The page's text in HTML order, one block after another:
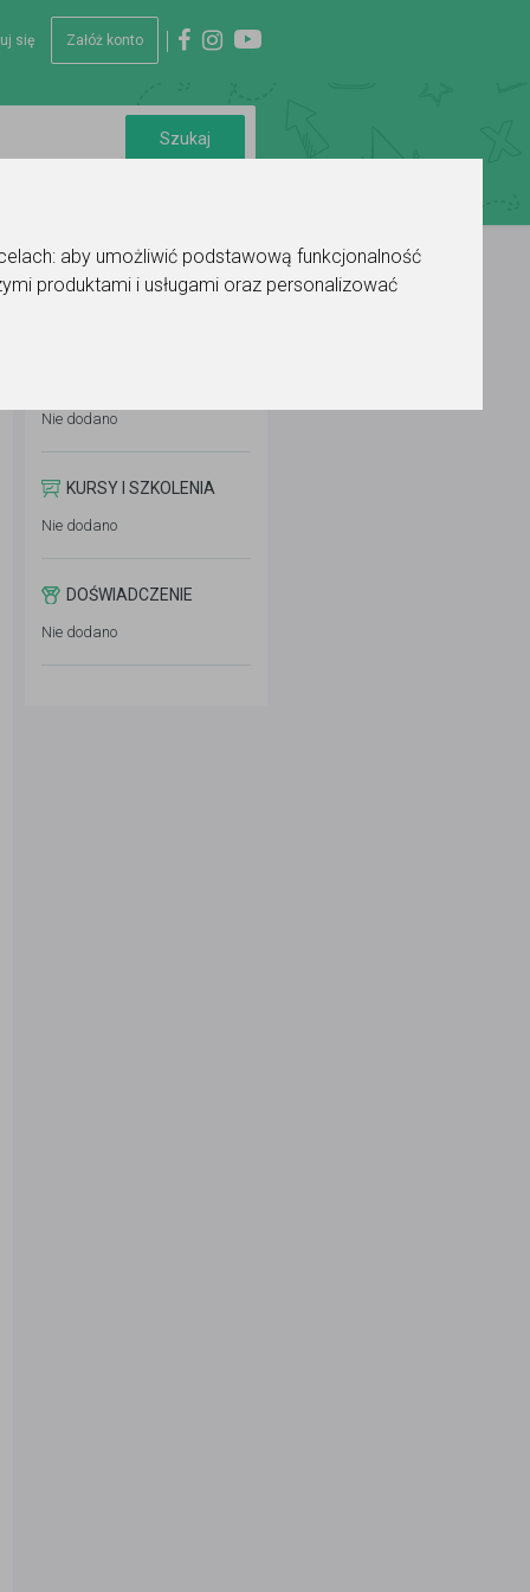
aby umożliwić podstawową funkcjonalność
produktami i usługami oraz personalizować
się Załóż konto
Nie dodano
KURSY I SZKOLENIA
Nie dodano
DOŚWIADCZENIE
Nie dodano